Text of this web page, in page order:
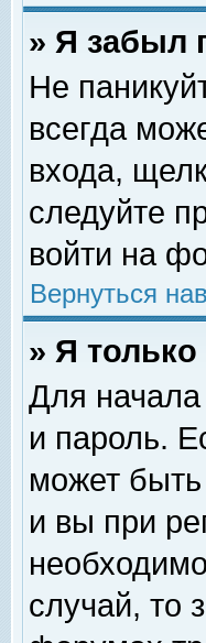
» Я забыл
Не
всегда
входа,
следуйте
войти на
Вернуться
» Я
Для начала
и пароль.
может
и вы при
случай, то